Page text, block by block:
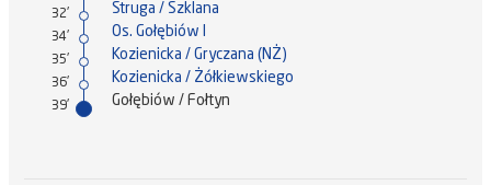
32' Struga / Szklana
34' Os. Gołębiów I
35' Kozienicka / Gryczana (NŻ)
36' Kozienicka / Żółkiewskiego
39' Gołębiów / Fołtyn